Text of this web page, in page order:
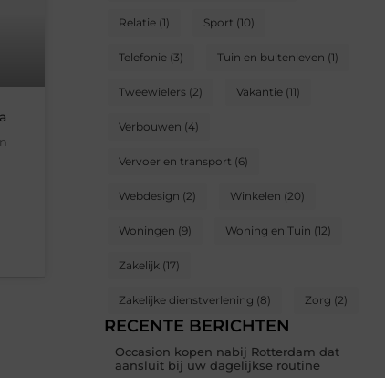
Relatie (1) Sport (10)
Telefonie (3) Tuin en buitenleven (1)
Tweewielers (2) Vakantie (11)
Verbouwen (4)
Vervoer en transport (6)
Webdesign (2) Winkelen (20)
Woningen (9) Woning en Tuin (12)
Zakelijk (17)
Zakelijke dienstverlening (8) Zorg (2)
RECENTE BERICHTEN
Occasion kopen nabij Rotterdam dat
aansluit bij uw dagelijkse routine